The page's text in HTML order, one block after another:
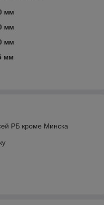
мм
мм
мм
мм
РБ кроме Минска